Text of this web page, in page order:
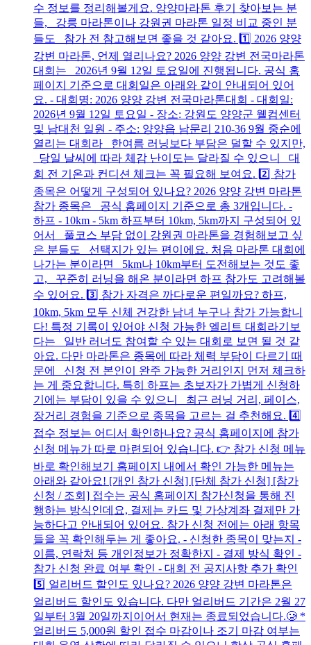
수 정보를 정리해볼게요. 양양마라톤 후기 찾아보는 분
들, 강릉 마라톤이나 강원권 마라톤 일정 비교 중인 분
들도 참가 전 참고해보면 좋을 것 같아요. 1️⃣ 2026 양양
강변 마라톤, 언제 열리나요? 2026 양양 강변 전국마라톤
대회는 2026년 9월 12일 토요일에 진행됩니다. 공식 홈
페이지 기준으로 대회일은 아래와 같이 안내되어 있어
요. - 대회명: 2026 양양 강변 전국마라톤대회 - 대회일:
2026년 9월 12일 토요일 - 장소: 강원도 양양군 웰컴센터
및 남대천 일원 - 주소: 양양읍 남문리 210-36 9월 중순에
열리는 대회라 한여름 러닝보다 부담은 덜할 수 있지만,
당일 날씨에 따라 체감 난이도는 달라질 수 있으니 대
회 전 기온과 컨디션 체크는 꼭 필요해 보여요. 2️⃣ 참가
종목은 어떻게 구성되어 있나요? 2026 양양 강변 마라톤
참가 종목은 공식 홈페이지 기준으로 총 3개입니다. -
하프 - 10km - 5km 하프부터 10km, 5km까지 구성되어 있
어서 풀코스 부담 없이 강원권 마라톤을 경험해보고 싶
은 분들도 선택지가 있는 편이에요. 처음 마라톤 대회에
나가는 분이라면 5km나 10km부터 도전해보는 것도 좋
고, 꾸준히 러닝을 해온 분이라면 하프 참가도 고려해볼
수 있어요. 3️⃣ 참가 자격은 까다로운 편일까요? 하프,
10km, 5km 모두 신체 건강한 남녀 누구나 참가 가능합니
다! 특정 기록이 있어야 신청 가능한 엘리트 대회라기보
다는 일반 러너도 참여할 수 있는 대회로 보면 될 것 같
아요. 다만 마라톤은 종목에 따라 체력 부담이 다르기 때
문에 신청 전 본인이 완주 가능한 거리인지 먼저 체크하
는 게 중요합니다. 특히 하프는 초보자가 가볍게 신청하
기에는 부담이 있을 수 있으니 최근 러닝 거리, 페이스,
장거리 경험을 기준으로 종목을 고르는 걸 추천해요. 4️⃣
접수 정보는 어디서 확인하나요? 공식 홈페이지에 참가
신청 메뉴가 따로 마련되어 있습니다. 👉 참가 신청 메뉴
바로 확인해보기 홈페이지 내에서 확인 가능한 메뉴는
아래와 같아요! [개인 참가 신청] [단체 참가 신청] [참가
신청 / 조회] 접수는 공식 홈페이지 참가신청을 통해 진
행하는 방식인데요, 결제는 카드 및 가상계좌 결제만 가
능하다고 안내되어 있어요. 참가 신청 전에는 아래 항목
들을 꼭 확인해두는 게 좋아요. - 신청한 종목이 맞는지 -
이름, 연락처 등 개인정보가 정확한지 - 결제 방식 확인 -
참가 신청 완료 여부 확인 - 대회 전 공지사항 추가 확인
5️⃣ 얼리버드 할인도 있나요? 2026 양양 강변 마라톤은
얼리버드 할인도 있습니다. 다만 얼리버드 기간은 2월 27
일부터 3월 20일까지이어서 현재는 종료되었습니다.🥲 *
얼리버드 5,000원 할인 접수 마감이나 조기 마감 여부는